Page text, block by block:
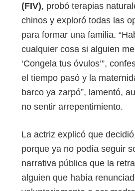
(FIV), probó terapias
chinos y exploró todas las
para formar una familia.
cualquier cosa si alguien
‘Congela tus óvulos’”,
el tiempo pasó y la
barco ya zarpó”, lamentó,
no sentir arrepentimiento.
La actriz explicó que
porque ya no podía seguir
narrativa pública que la
alguien que había